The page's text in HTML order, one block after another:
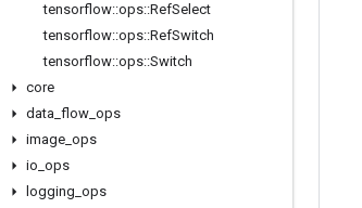
tensorflow::ops::RefSelect
tensorflow::ops::RefSwitch
tensorflow::ops::Switch
core
data flow ops
image ops
io ops
logging ops